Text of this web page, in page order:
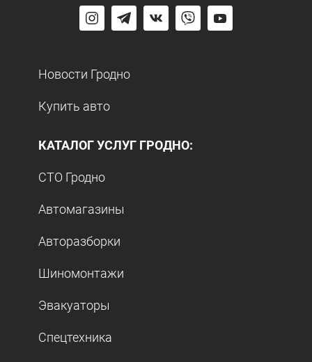
Новости Гродно
Купить авто
КАТАЛОГ УСЛУГ ГРОДНО:
СТО Гродно
Автомагазины
Авторазборки
Шиномонтажи
Эвакуаторы
Спецтехника